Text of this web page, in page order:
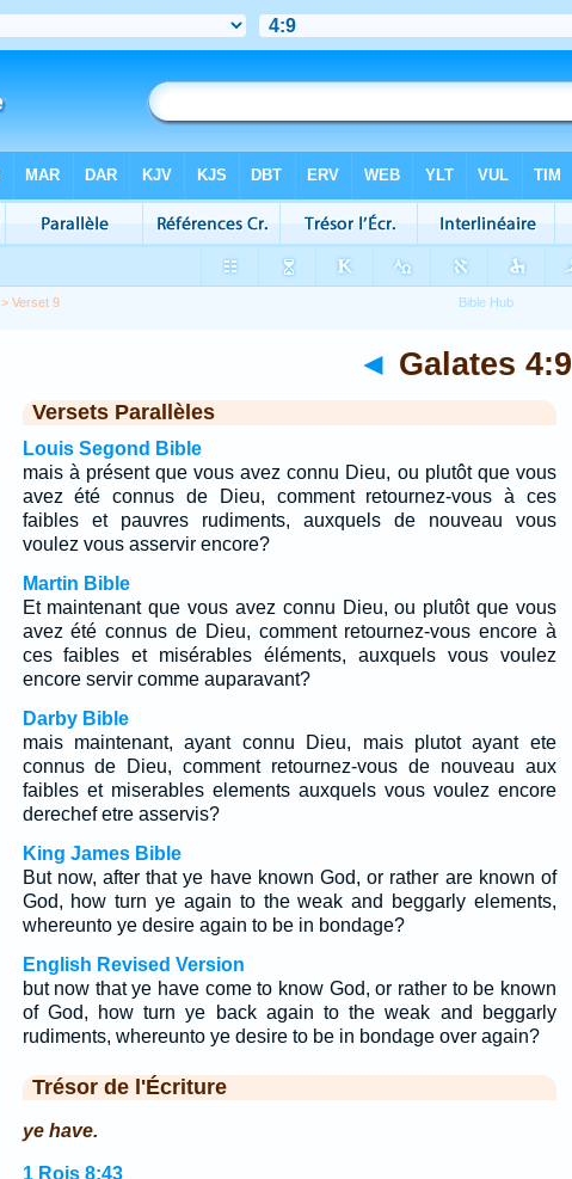
> Verset 9
◄ Galates 4:9
Versets Parallèles
Louis Segond Bible
mais à présent que vous avez connu Dieu, ou plutôt que vous
avez été connus de Dieu, comment retournez-vous à ces
faibles et pauvres rudiments, auxquels de nouveau vous
voulez vous asservir encore?
Martin Bible
Et maintenant que vous avez connu Dieu, ou plutôt que vous
avez été connus de Dieu, comment retournez-vous encore à
ces faibles et misérables éléments, auxquels vous voulez
encore servir comme auparavant?
Darby Bible
mais maintenant, ayant connu Dieu, mais plutot ayant ete
connus de Dieu, comment retournez-vous de nouveau aux
faibles et miserables elements auxquels vous voulez encore
derechef etre asservis?
King James Bible
But now, after that ye have known God, or rather are known of
God, how turn ye again to the weak and beggarly elements,
whereunto ye desire again to be in bondage?
English Revised Version
but now that ye have come to know God, or rather to be known
of God, how turn ye back again to the weak and beggarly
rudiments, whereunto ye desire to be in bondage over again?
Trésor de l'Écriture
ye have.
1 Rois 8:43